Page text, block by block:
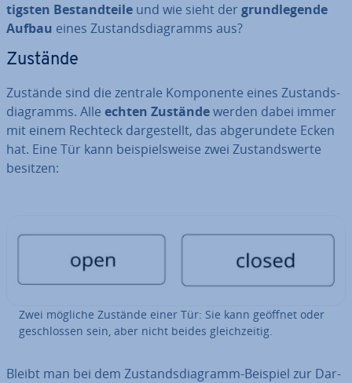
tigs­ten Be­stand­tei­le und wie sieht der grund­le­gen­de
Aufbau eines Zu­stands­dia­gramms aus?
Zustände
Zustände sind die zentrale Kom­po­nen­te eines Zu­stands­
dia­gramms. Alle echten Zuständewerden dabei immer
mit einem Rechteck dar­ge­stellt, das ab­ge­run­de­te Ecken
hat. Eine Tür kann bei­spiels­wei­se zwei Zu­stands­wer­te
besitzen:
Zwei mögliche Zustände einer Tür: Sie kann geöffnet oder
ge­schlos­sen sein, aber nicht beides gleich­zei­tig.
Bleibt man bei dem Zu­stands­dia­gramm-Beispiel zur Dar­